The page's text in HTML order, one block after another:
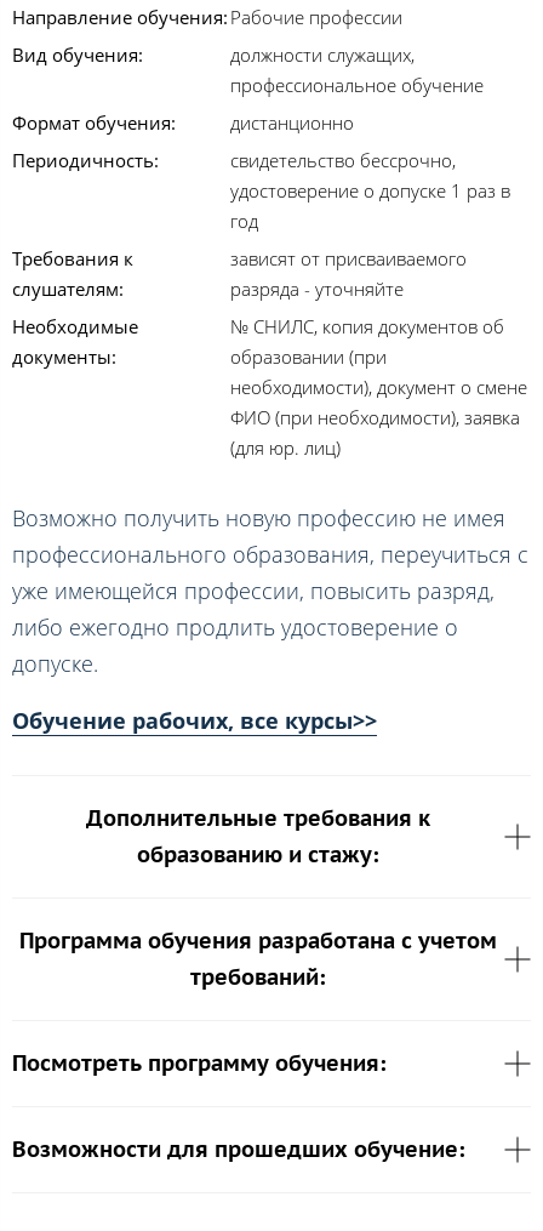
Направление обучения: Рабочие профессии
Вид обучения:
должности служащих,
профессиональное обучение
Формат обучения:
дистанционно
Периодичность:
свидетельство бессрочно,
удостоверение о допуске 1 раз в
год
Требования к
слушателям:
зависят от присваиваемого
разряда - уточняйте
Необходимые
документы:
№ СНИЛС, копия документов об
образовании (при
необходимости), документ о смене
ФИО (при необходимости), заявка
(для юр. лиц)
Возможно получить новую профессию не имея
профессионального образования, переучиться с
уже имеющейся профессии, повысить разряд,
либо ежегодно продлить удостоверение о
допуске.
Обучение рабочих, все курсы>>
Дополнительные требования к
образованию и стажу:
Программа обучения разработана с учетом
требований:
Посмотреть программу обучения:
Возможности для прошедших обучение: